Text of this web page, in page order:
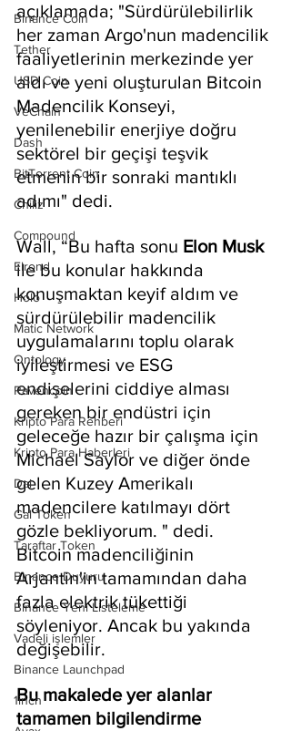
Binance Coin
Tether
USD Coin
VeChain
Dash
BitTorrent Coin
Chiliz
Compound
Elrond
Holo
Matic Network
Ontology
Ravencoin
Kripto Para Rehberi
Kripto Para Haberleri
Dai
Gal Token
Taraftar Token
Binance Duyuru
Binance Yeni Listeleme
Vadeli işlemler
Binance Launchpad
1inch
açıklamada; "Sürdürülebilirlik
her zaman Argo'nun madencilik
faaliyetlerinin merkezinde yer
aldı ve yeni oluşturulan Bitcoin
Madencilik Konseyi,
yenilenebilir enerjiye doğru
sektörel bir geçişi teşvik
etmenin bir sonraki mantıklı
adımı" dedi.
Wall, “Bu hafta sonu Elon Musk
ile bu konular hakkında
konuşmaktan keyif aldım ve
sürdürülebilir madencilik
uygulamalarını toplu olarak
iyileştirmesi ve ESG
endişelerini ciddiye alması
gereken bir endüstri için
geleceğe hazır bir çalışma için
Michael Saylor ve diğer önde
gelen Kuzey Amerikalı
madencilere katılmayı dört
gözle bekliyorum. " dedi.
Bitcoin madenciliğinin
Arjantin'in tamamından daha
fazla elektrik tükettiği
söyleniyor. Ancak bu yakında
değişebilir.
Bu makalede yer alanlar
tamamen bilgilendirme